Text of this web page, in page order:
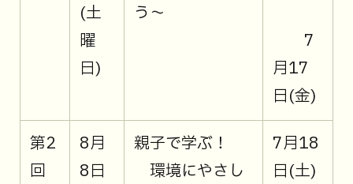
(土
曜
日)
う～
7
月17
日(金)
第2
回
8月
8日
親子で学ぶ！
環境にやさし
7月18
日(土)